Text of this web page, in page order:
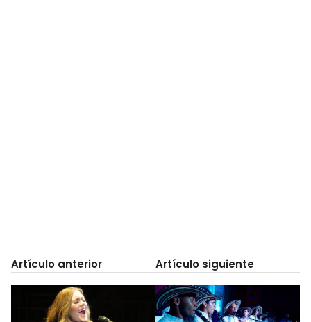
Artículo anterior Artículo siguiente